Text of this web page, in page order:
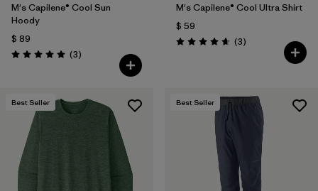
M's Capilene® Cool Sun
Hoody
$ 89
Valoración: 5.0 / 5
(3Comentarios
)
M's Capilene® Cool Ultra Shirt
$ 59
Valoración: 4.7 / 5
(3Comentarios
)
Best Seller Best Seller